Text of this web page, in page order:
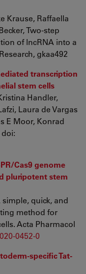
Krause, Raffaella
Two-step
of lncRNA into a
gkaa492
transcription
stem cells
Handler,
Laura de Vargas
E Moor, Konrad
doi:
Cas9 genome
pluripotent stem
simple, quick, and
method for
Acta Pharmacol
0452-0
specific Tat-